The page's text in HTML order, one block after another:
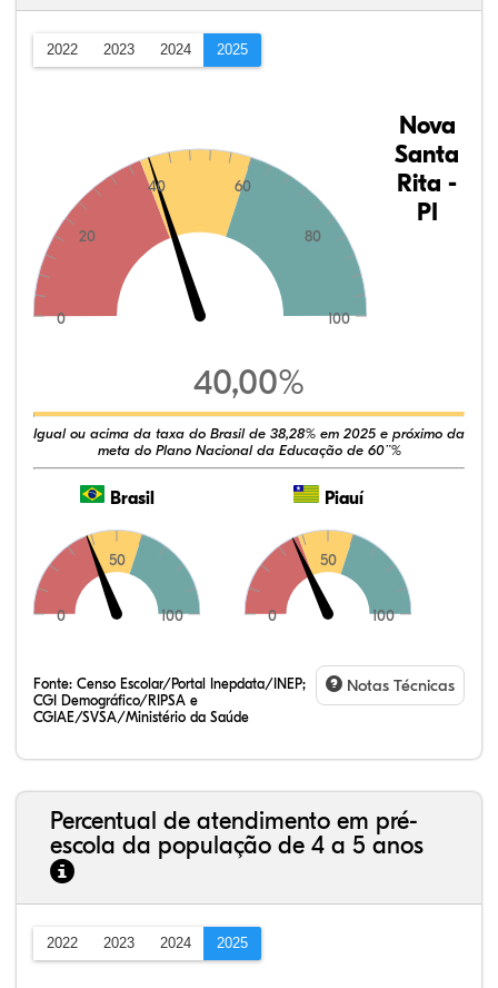
2022 2023 2024 2025
0
20
40 60
80
100
Nova
Santa
Rita -
PI
40,00%
Igual ou acima da taxa do Brasil de 38,28% em 2025 e próximo da
meta do Plano Nacional da Educação de 60¨%
Brasil
0
50
100
Piauí
0
50
100
Fonte: Censo Escolar/Portal Inepdata/INEP;
CGI Demográfico/RIPSA e
CGIAE/SVSA/Ministério da Saúde
Notas Técnicas
Percentual de atendimento em pré-
escola da população de 4 a 5 anos
2022 2023 2024 2025